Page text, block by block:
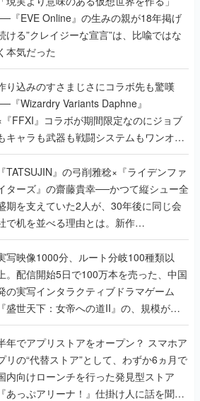
『EVE Online』の生みの親が18年掲げ
ける”クレイジーな宣言”は、比喩ではな
本気だった
り込みのすさまじさにコラボ先も驚嘆
『Wizardry Variants Daphne』
『FFXI』コラボが期間限定なのにジョブ
キャラも武器も戦闘システムもワンオフ
作り込まれた理由を両ディレクターに聞
く
『TATSUJIN』の弓削雅稔×『ライデンファ
ターズ』の齋藤貴幸──かつて縦シュー全
期を支えていた2人が、30年後に同じ会
で机を並べる理由とは。新作
TATSUJIN EXTREME』で初タッグを組
だレジェンド2人に訊く開発秘話
写映像1000分、ルート分岐100種類以
上。配信開始5日で100万本を売った、中国
の実写インタラクティブドラマゲーム
『盛世天下：女帝への道II』の、規模が違
こだわりをプロデューサーに聞いた
年でアプリストアをオープン？ スマホア
リの“代替ストア”として、わずか6ヵ月で
内向けローンチを行った発見型ストア
『あっぷアリーナ！』仕掛け人に話を聞い